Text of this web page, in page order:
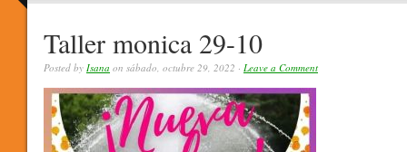
Taller monica 29-10
Posted by Isana on sábado, octubre 29, 2022 · Leave a Comment